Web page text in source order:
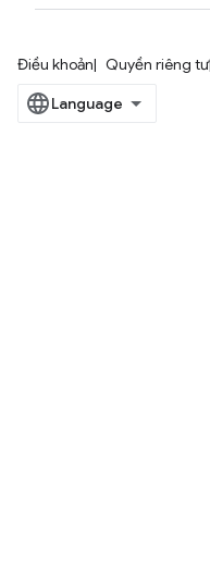
Điều khoản Quyền riêng tư